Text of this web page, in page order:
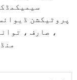
سیمیکمڈکٹرز
ڈیوائسز
، توانائی ،
منڈیوں